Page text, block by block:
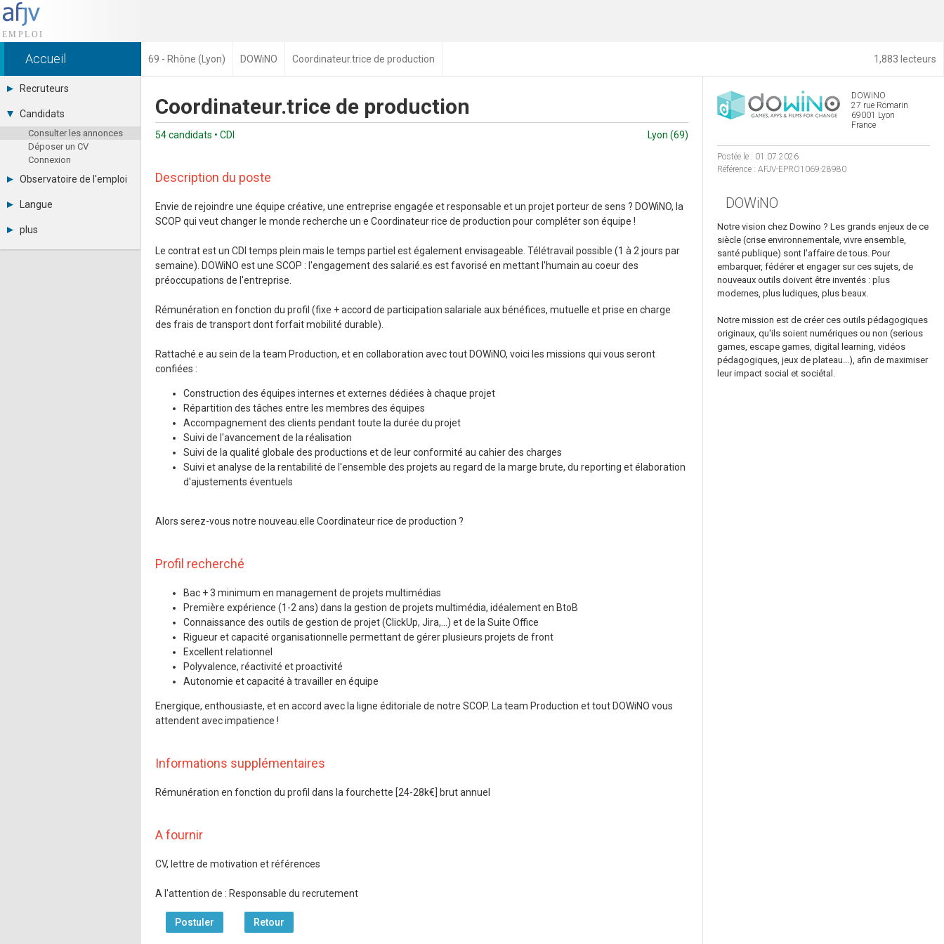
1,883 lecteurs
Accueil 69 - Rhône (Lyon) DOWiNO Coordinateur.trice de production
Recruteurs
Déposer une annonce
Tarifs
Interface recruteur
Candidats
Consulter les annonces
Déposer un CV
Connexion
Observatoire de l'emploi
Par métier
Par contrat
Langue
Español
plus
Actualités
DOWiNO
27 rue Romarin
69001 Lyon
France
Postée le : 01.07.2026
Référence : AFJV-EPRO1069-28980
DOWiNO
Notre vision chez Dowino ? Les grands enjeux de ce
siècle (crise environnementale, vivre ensemble,
santé publique) sont l'affaire de tous. Pour
embarquer, fédérer et engager sur ces sujets, de
nouveaux outils doivent être inventés : plus
modernes, plus ludiques, plus beaux.
Notre mission est de créer ces outils pédagogiques
originaux, qu'ils soient numériques ou non (serious
games, escape games, digital learning, vidéos
pédagogiques, jeux de plateau...), afin de maximiser
leur impact social et sociétal.
Coordinateur.trice de production
54 candidats • CDI Lyon (69)
Description du poste
Envie de rejoindre une équipe créative, une entreprise engagée et responsable et un projet porteur de sens ? DOWiNO, la
SCOP qui veut changer le monde recherche un·e Coordinateur·rice de production pour compléter son équipe !
Le contrat est un CDI temps plein mais le temps partiel est également envisageable. Télétravail possible (1 à 2 jours par
semaine). DOWiNO est une SCOP : l'engagement des salarié.es est favorisé en mettant l'humain au coeur des
préoccupations de l'entreprise.
Rémunération en fonction du profil (fixe + accord de participation salariale aux bénéfices, mutuelle et prise en charge
des frais de transport dont forfait mobilité durable).
Rattaché.e au sein de la team Production, et en collaboration avec tout DOWiNO, voici les missions qui vous seront
confiées :
Construction des équipes internes et externes dédiées à chaque projet
Répartition des tâches entre les membres des équipes
Accompagnement des clients pendant toute la durée du projet
Suivi de l'avancement de la réalisation
Suivi de la qualité globale des productions et de leur conformité au cahier des charges
Suivi et analyse de la rentabilité de l'ensemble des projets au regard de la marge brute, du reporting et élaboration
d'ajustements éventuels
Alors serez-vous notre nouveau.elle Coordinateur·rice de production ?
Profil recherché
Bac + 3 minimum en management de projets multimédias
Première expérience (1-2 ans) dans la gestion de projets multimédia, idéalement en BtoB
Connaissance des outils de gestion de projet (ClickUp, Jira,...) et de la Suite Office
Rigueur et capacité organisationnelle permettant de gérer plusieurs projets de front
Excellent relationnel
Polyvalence, réactivité et proactivité
Autonomie et capacité à travailler en équipe
Energique, enthousiaste, et en accord avec la ligne éditoriale de notre SCOP. La team Production et tout DOWiNO vous
attendent avec impatience !
Informations supplémentaires
Rémunération en fonction du profil dans la fourchette [24-28k€] brut annuel
A fournir
CV, lettre de motivation et références
A l'attention de : Responsable du recrutement
Postuler Retour